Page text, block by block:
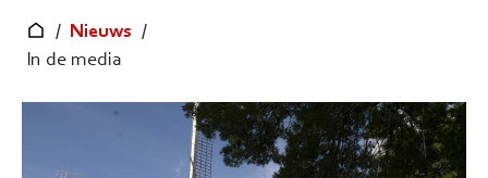
/ Nieuws /
In de media